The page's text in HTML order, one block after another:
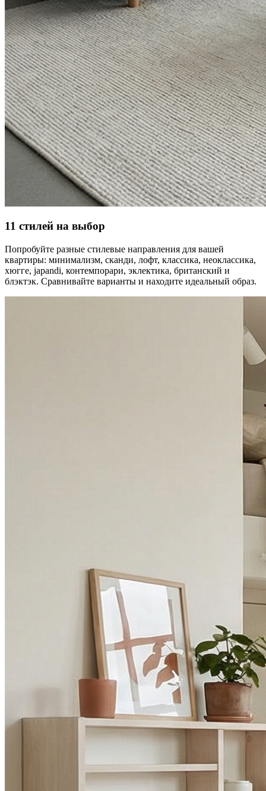
11 стилей на выбор
Попробуйте разные стилевые направления для вашей
квартиры: минимализм, сканди, лофт, классика, неоклассика,
хюгге, japandi, контемпорари, эклектика, британский и
блэктэк. Сравнивайте варианты и находите идеальный образ.